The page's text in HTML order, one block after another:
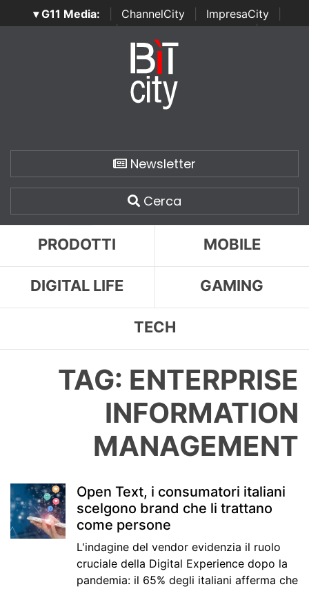
▾ G11 Media: ChannelCity ImpresaCity
SecurityOpenLab | Italian Channel Awards | Italian
Italian Security Awards
Newsletter
Cerca
PRODOTTI MOBILE
DIGITAL LIFE GAMING
TECH
TAG: ENTERPRISE
INFORMATION
MANAGEMENT
Open Text, i consumatori italiani
scelgono brand che li trattano
come persone
L'indagine del vendor evidenzia il ruolo
cruciale della Digital Experience dopo la
pandemia: il 65% degli italiani afferma che